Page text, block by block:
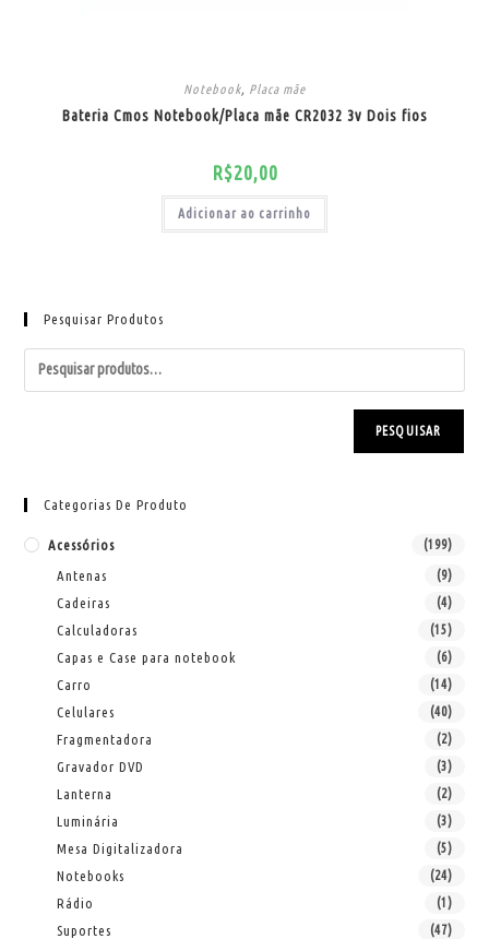
Notebook, Placa mãe
Bateria Cmos Notebook/Placa mãe CR2032 3v Dois fios
R$20,00
Adicionar ao carrinho
Pesquisar Produtos
PESQUISAR
Categorias De Produto
Acessórios (199)
Antenas (9)
Cadeiras (4)
Calculadoras (15)
Capas e Case para notebook (6)
Carro (14)
Celulares (40)
Fragmentadora (2)
Gravador DVD (3)
Lanterna (2)
Luminária (3)
Mesa Digitalizadora (5)
Notebooks (24)
Rádio (1)
Suportes (47)